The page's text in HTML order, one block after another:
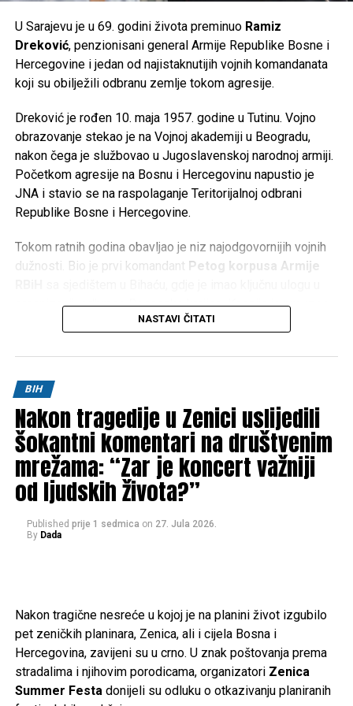
U Sarajevu je u 69. godini života preminuo Ramiz
Dreković, penzionisani general Armije Republike Bosne i
Hercegovine i jedan od najistaknutijih vojnih komandanata
koji su obilježili odbranu zemlje tokom agresije.
Dreković je rođen 10. maja 1957. godine u Tutinu. Vojno
obrazovanje stekao je na Vojnoj akademiji u Beogradu,
nakon čega je službovao u Jugoslavenskoj narodnoj armiji.
Početkom agresije na Bosnu i Hercegovinu napustio je
JNA i stavio se na raspolaganje Teritorijalnoj odbrani
Republike Bosne i Hercegovine.
Tokom ratnih godina obavljao je niz najodgovornijih vojnih
dužnosti. Bio je prvi komandant Petog korpusa Armije
organizaciji odbrane Bosanske krajine. Kasnije je preuzeo
Četvrtim korpusom Armije RBiH
politička pitanja Generalštaba Armije RBiH.
Za doprinos u odbrani Bosne i Hercegovine odlikovan je
brojnim vojnim i državnim priznanjima te je ostao upamćen
kao jedan od ključnih stratega u organizaciji i razvoju Armije
Republike Bosne i Hercegovine.
Vijest o njegovoj smrti s tugom je primio i general
Ajnadžić, koji se od Drekovića oprostio emotivnom
porukom na društvenim mrežama.
spreman dati sve za Bihać, Hercegovinu i cijelu Bosnu i
Hercegovinu.
Neka mu Uzvišeni Allah podari Džennet, oprosti grijehe i
nagradi ga za sve što je učinio. Porodici, prijateljima i
NASTAVI ČITATI
BIH
Nakon tragedije u Zenici uslijedili
šokantni komentari na društvenim
mrežama: “Zar je koncert važniji
od ljudskih života?”
Published prije 1 sedmica on 27. Jula 2026.
By Dada
Nakon tragične nesreće u kojoj je na planini život izgubilo
pet zeničkih planinara, Zenica, ali i cijela Bosna i
Hercegovina, zavijeni su u crno. U znak poštovanja prema
stradalima i njihovim porodicama, organizatori Zenica
Summer Festadonijeli su odluku o otkazivanju planiranih